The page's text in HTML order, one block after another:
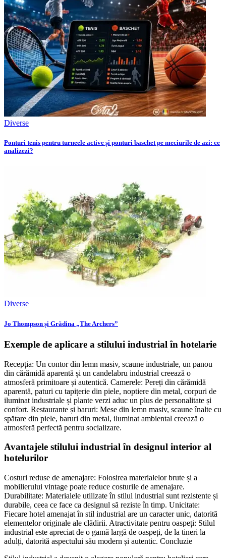
Diverse
Ponturi tenis pentru turneele active și ponturi baschet pe meciurile de azi: ce
analizezi?
Diverse
Jo Thompson și Grădina „The Archers”
Exemple de aplicare a stilului industrial în hotelarie
Recepția: Un contor din lemn masiv, scaune industriale, un panou
din cărămidă aparentă și un candelabru industrial creează o
atmosferă primitoare și autentică. Camerele: Pereți din cărămidă
aparentă, paturi cu tapițerie din piele, noptiere din metal, corpuri de
iluminat industriale și plante verzi aduc un plus de personalitate și
confort. Restaurante și baruri: Mese din lemn masiv, scaune înalte cu
spătare din piele, baruri din metal, iluminat ambiental creează o
atmosferă perfectă pentru socializare.
Avantajele stilului industrial în designul interior al
hotelurilor
Costuri reduse de amenajare: Folosirea materialelor brute și a
mobilierului vintage poate reduce costurile de amenajare.
Durabilitate: Materialele utilizate în stilul industrial sunt rezistente și
durabile, ceea ce face ca designul să reziste în timp. Unicitate:
Fiecare hotel amenajat în stil industrial are un caracter unic, datorită
elementelor originale ale clădirii. Atractivitate pentru oaspeți: Stilul
industrial este apreciat de o gamă largă de oaspeți, de la tineri la
adulți, datorită aspectului său modern și autentic. Concluzie